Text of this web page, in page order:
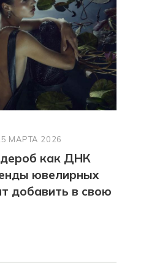
МАРТА 2026
как ДНК
ювелирных
добавить в свою